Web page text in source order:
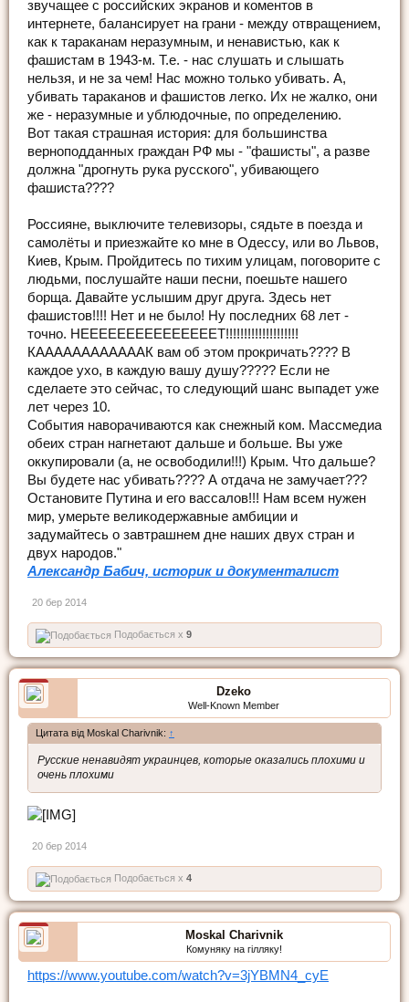
звучащее с российских экранов и коментов в
интернете, балансирует на грани - между отвращением,
как к тараканам неразумным, и ненавистью, как к
фашистам в 1943-м. Т.е. - нас слушать и слышать
нельзя, и не за чем! Нас можно только убивать. А,
убивать тараканов и фашистов легко. Их не жалко, они
же - неразумные и ублюдочные, по определению.
Вот такая страшная история: для большинства
верноподданных граждан РФ мы - "фашисты", а разве
должна "дрогнуть рука русского", убивающего
фашиста????
Россияне, выключите телевизоры, сядьте в поезда и
самолёты и приезжайте ко мне в Одессу, или во Львов,
Киев, Крым. Пройдитесь по тихим улицам, поговорите с
людьми, послушайте наши песни, поешьте нашего
борща. Давайте услышим друг друга. Здесь нет
фашистов!!!! Нет и не было! Ну последних 68 лет -
точно. НЕЕЕЕЕЕЕЕЕЕЕЕЕЕЕТ!!!!!!!!!!!!!!!!!!!!
КААААААААААААК вам об этом прокричать???? В
каждое ухо, в каждую вашу душу????? Если не
сделаете это сейчас, то следующий шанс выпадет уже
лет через 10.
События наворачиваются как снежный ком. Массмедиа
обеих стран нагнетают дальше и больше. Вы уже
оккупировали (а, не освободили!!!) Крым. Что дальше?
Вы будете нас убивать???? А отдача не замучает???
Остановите Путина и его вассалов!!! Нам всем нужен
мир, умерьте великодержавные амбиции и
задумайтесь о завтрашнем дне наших двух стран и
двух народов."
Александр Бабич, историк и документалист
20 бер 2014
Подобається x 9
Dzeko
Well-Known Member
Цитата від Moskal Charivnik: ↑
Русские ненавидят украинцев, которые оказались плохими и
очень плохими
20 бер 2014
Подобається x 4
Moskal Charivnik
Комуняку на гілляку!
https://www.youtube.com/watch?v=3jYBMN4_cyE